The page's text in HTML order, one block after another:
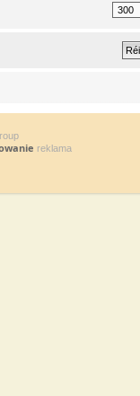
reklama